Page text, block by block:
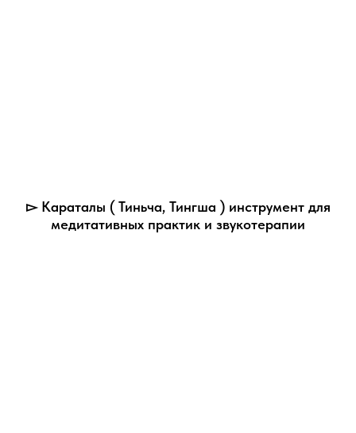
▻ Караталы ( Тиньча, Тингша ) инструмент для
медитативных практик и звукотерапии